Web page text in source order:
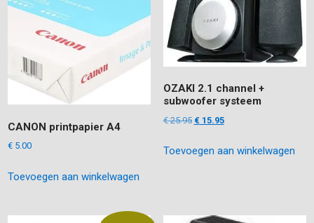
CANON printpapier A4
€ 5.00
Toevoegen aan winkelwagen
OZAKI 2.1 channel +
subwoofer systeem
€25.95 Oorspronkelijke
was:
€ 15.95Huidige
is:
Toevoegen aan winkelwagen